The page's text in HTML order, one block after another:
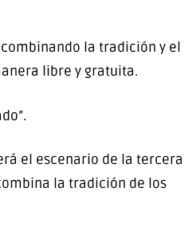
la tradición y el
libre y gratuita.
el escenario de la tercera
la tradición de los